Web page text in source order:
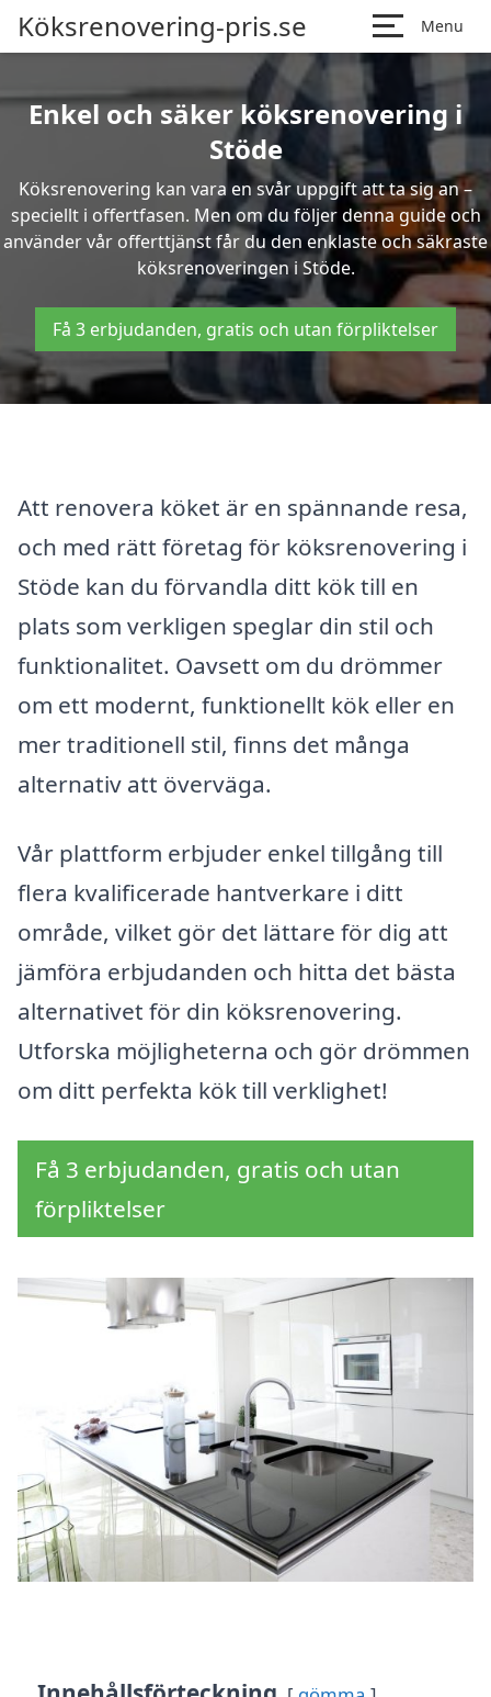
Köksrenovering-pris.se Menu
Enkel och säker köksrenovering i
Stöde
Köksrenovering kan vara en svår uppgift att ta sig an –
speciellt i offertfasen. Men om du följer denna guide och
använder vår offerttjänst får du den enklaste och säkraste
köksrenoveringen i Stöde.
Få 3 erbjudanden, gratis och utan förpliktelser
Att renovera köket är en spännande resa,
och med rätt företag för köksrenovering i
Stöde kan du förvandla ditt kök till en
plats som verkligen speglar din stil och
funktionalitet. Oavsett om du drömmer
om ett modernt, funktionellt kök eller en
mer traditionell stil, finns det många
alternativ att överväga.
Vår plattform erbjuder enkel tillgång till
flera kvalificerade hantverkare i ditt
område, vilket gör det lättare för dig att
jämföra erbjudanden och hitta det bästa
alternativet för din köksrenovering.
Utforska möjligheterna och gör drömmen
om ditt perfekta kök till verklighet!
Få 3 erbjudanden, gratis och utan
förpliktelser